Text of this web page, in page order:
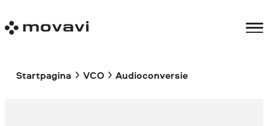
Startpagina VCO Audioconversie